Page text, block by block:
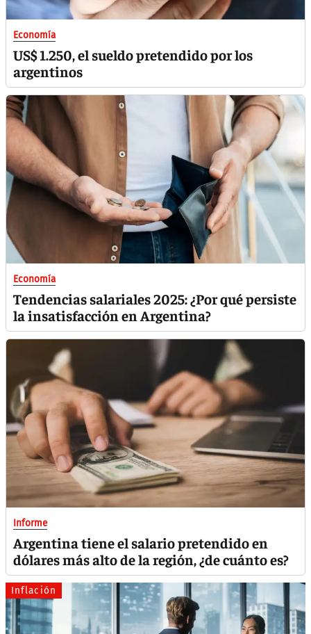
Economía
US$ 1.250, el sueldo pretendido por los
argentinos
Economía
Tendencias salariales 2025: ¿Por qué persiste
la insatisfacción en Argentina?
Informe
Argentina tiene el salario pretendido en
dólares más alto de la región, ¿de cuánto es?
Inflación